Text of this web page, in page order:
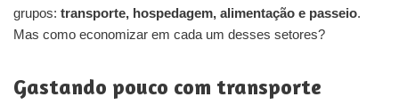
grupos: transporte, hospedagem, alimentação e passeio.
Mas como economizar em cada um desses setores?
Gastando pouco com transporte